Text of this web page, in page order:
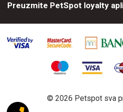
Preuzmite PetSpot loyalty
© 2026 Petspot sva